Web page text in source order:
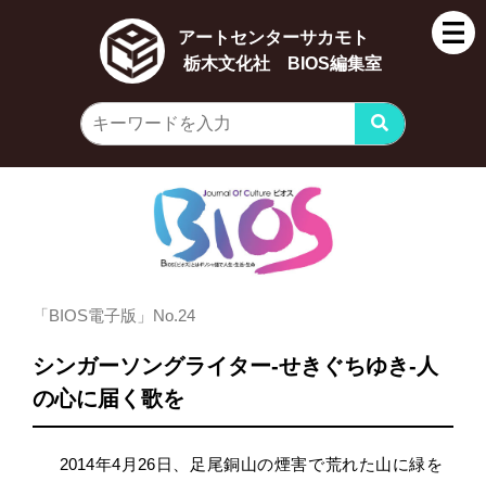
アートセンターサカモト
栃木文化社 BIOS編集室
「BIOS電子版」No.24
シンガーソングライター-せきぐちゆき-人
の心に届く歌を
2014年4月26日、足尾銅山の煙害で荒れた山に緑を